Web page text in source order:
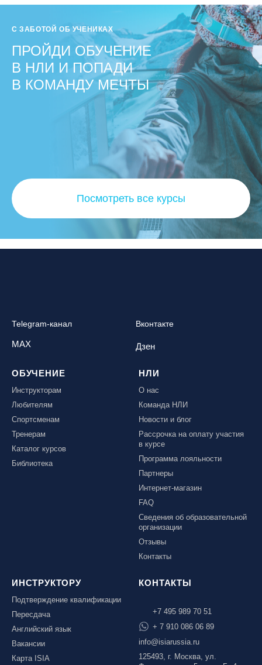
С ЗАБОТОЙ ОБ УЧЕНИКАХ
ПРОЙДИ ОБУЧЕНИЕ
В НЛИ И ПОПАДИ
В КОМАНДУ МЕЧТЫ
Посмотреть все курсы
Telegram-канал Вконтакте
MAX Дзен
ОБУЧЕНИЕ
Инструкторам
Любителям
Спортсменам
Тренерам
Каталог курсов
Библиотека
НЛИ
О нас
Команда НЛИ
Новости и блог
Рассрочка на оплату участия
в курсе
Программа лояльности
Партнеры
Интернет-магазин
FAQ
Сведения об образовательной
организации
Отзывы
Контакты
ИНСТРУКТОРУ
Подтверждение квалификации
Пересдача
Английский язык
Вакансии
Карта ISIA
КОНТАКТЫ
+7 495 989 70 51
+ 7 910 086 06 89
info@isiarussia.ru
125493, г. Москва, ул.